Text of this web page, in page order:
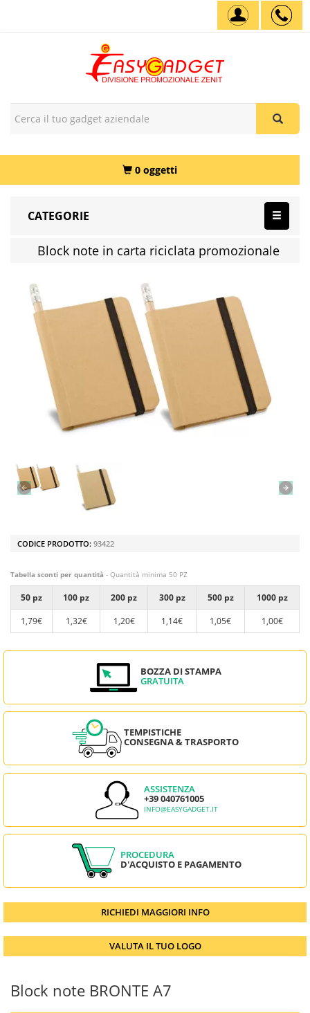
0 oggetti
CATEGORIE
Block note in carta riciclata promozionale
CODICE PRODOTTO: 93422
Tabella sconti per quantità - Quantità minima 50 PZ
50 pz 100 pz 200 pz 300 pz 500 pz
1000 pz
1,79€
1,32€ 1,20€ 1,14€ 1,05€ 1,00€
BOZZA DI STAMPA
GRATUITA
TEMPISTICHE
CONSEGNA & TRASPORTO
ASSISTENZA
+39 040761005
INFO@EASYGADGET.IT
PROCEDURA
D'ACQUISTO E PAGAMENTO
RICHIEDI MAGGIORI INFO
VALUTA IL TUO LOGO
Block note BRONTE A7